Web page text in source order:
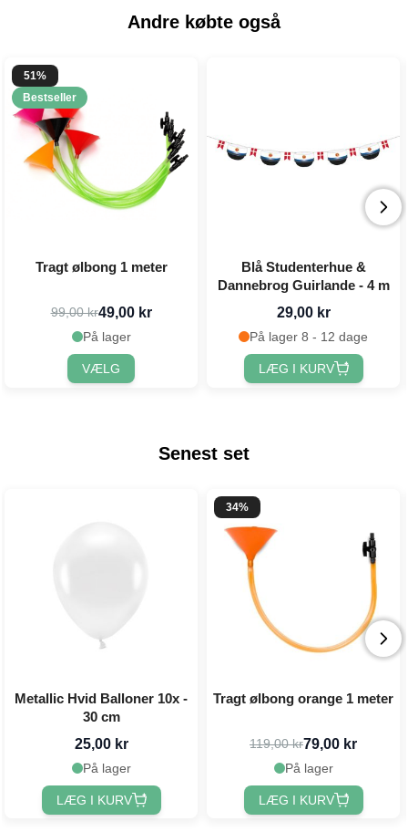
Andre købte også
51%
Bestseller
Tragt ølbong 1 meter
99,00 kr49,00 kr
På lager
VÆLG
Blå Studenterhue &
Dannebrog Guirlande - 4 m
29,00 kr
På lager 8 - 12 dage
LÆG I KURV
Senest set
Metallic Hvid Balloner 10x -
30 cm
25,00 kr
På lager
LÆG I KURV
34%
Tragt ølbong orange 1 meter
119,00 kr79,00 kr
På lager
LÆG I KURV